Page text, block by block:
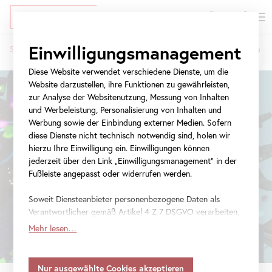
zum
Inhalt
Meta-
Navigation
springen
Navigation
springen
Pfadnavigation
Startseite Ausstellungen Miao Ying
Einwilligungsmanagement
Diese Website verwendet verschiedene Dienste, um die
Website darzustellen, ihre Funktionen zu gewährleisten,
zur Analyse der Websitenutzung, Messung von Inhalten
und Werbeleistung, Personalisierung von Inhalten und
Werbung sowie der Einbindung externer Medien. Sofern
diese Dienste nicht technisch notwendig sind, holen wir
hierzu Ihre Einwilligung ein. Einwilligungen können
jederzeit über den Link „Einwilligungsmanagement“ in der
Fußleiste angepasst oder widerrufen werden.
Soweit Diensteanbieter personenbezogene Daten als
Verantwortlicher gemäß Artikel 4 Z 7 DSGVO verarbeiten,
gilt Ihre Einwilligung auch für die Weitergabe an den
Daten in Staaten ohne Vorliegen eines
Mehr lesen…